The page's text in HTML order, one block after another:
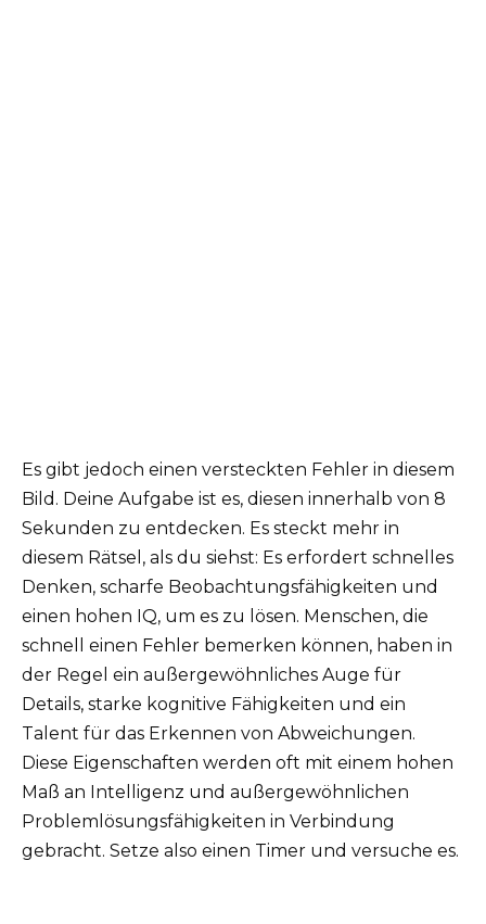
Es gibt jedoch einen versteckten Fehler in diesem
Bild. Deine Aufgabe ist es, diesen innerhalb von 8
Sekunden zu entdecken. Es steckt mehr in
diesem Rätsel, als du siehst: Es erfordert schnelles
Denken, scharfe Beobachtungsfähigkeiten und
einen hohen IQ, um es zu lösen. Menschen, die
schnell einen Fehler bemerken können, haben in
der Regel ein außergewöhnliches Auge für
Details, starke kognitive Fähigkeiten und ein
Talent für das Erkennen von Abweichungen.
Diese Eigenschaften werden oft mit einem hohen
Maß an Intelligenz und außergewöhnlichen
Problemlösungsfähigkeiten in Verbindung
gebracht. Setze also einen Timer und versuche es.